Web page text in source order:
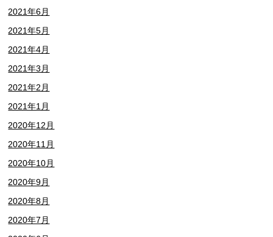
2021年6月
2021年5月
2021年4月
2021年3月
2021年2月
2021年1月
2020年12月
2020年11月
2020年10月
2020年9月
2020年8月
2020年7月